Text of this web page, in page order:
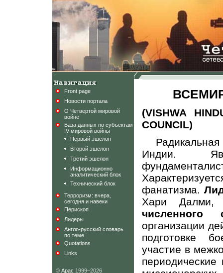
Front page
Новости портала
О Четвертой мировой
войне
База данных по субъектам
IV мировой войны
Первый эшелон
Второй эшелон
Третий эшелон
Информационно
аналитический блок
Технический блок
Терроризм: вчера,
сегодня и навеки
Перископ
Лидеры
Англо-русский словарь
по теме
Quotations
Links
© Арас 1999–2026
(VISHWA
COUNCIL)
Индии.
фанатизма.
Хари Далми,
численного
организации
подготовке
участие в
периодические